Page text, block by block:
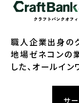
職⼈企業出⾝の
地場ゼネコンの
した、オールイ
サ